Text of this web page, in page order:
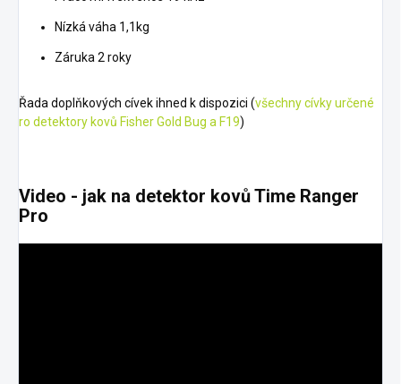
Nízká váha 1,1kg
Záruka 2 roky
Řada doplňkových cívek ihned k dispozici (všechny cívky určené
ro detektory kovů Fisher Gold Bug a F19)
Video - jak na detektor kovů Time Ranger
Pro